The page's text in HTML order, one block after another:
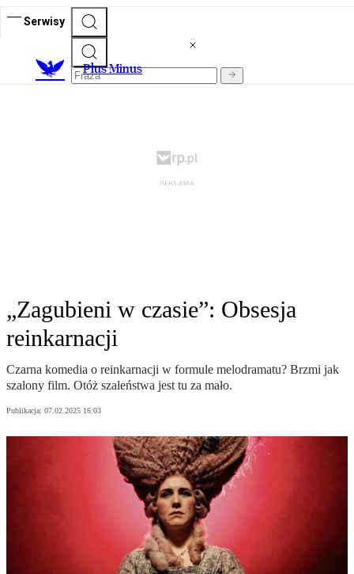
Serwisy
Plus Minus
„Zagubieni w czasie”: Obsesja
reinkarnacji
Czarna komedia o reinkarnacji w formule melodramatu? Brzmi jak
szalony film. Otóż szaleństwa jest tu za mało.
Publikacja: 07.02.2025 16:03